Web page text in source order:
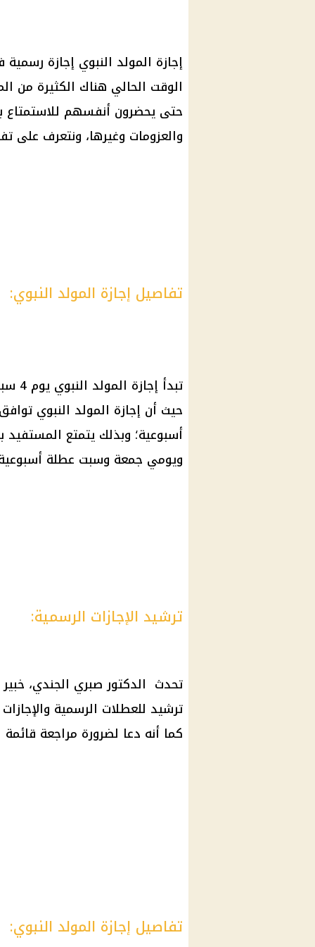
إجازة المولد النبوي إجازة
الوقت الحالي هناك الكثيرة من
حتى يحضرون أنفسهم للاستمتاع
والعزومات وغيرها، ونتعرف على
تفاصيل إجازة المولد النبوي:
حيث أن إجازة المولد النبوي
ويومي جمعة وسبت عطلة
ترشيد الإجازات الرسمية:
تحدث الدكتور صبري الجندي،
ترشيد للعطلات الرسمية
كما أنه دعا لضرورة مراجعة
تفاصيل إجازة المولد النبوي: